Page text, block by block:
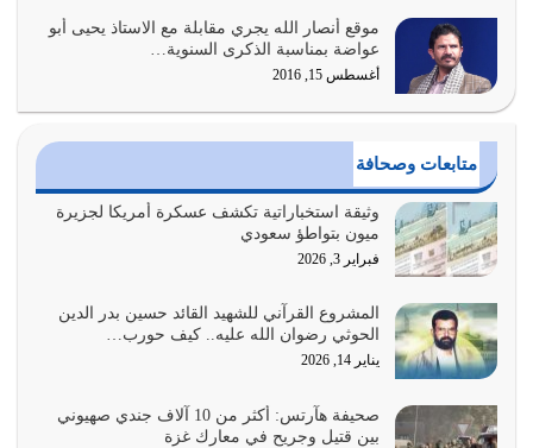
وعد الله تعالى من يُقتل في سبيله بالحياة الأبدية والرزق
والاستبشار والنجاة والخلود في…
يوليو 29, 2026
القرآن الكريم هو أهم مصدر لمعرفة رسول الله معرفة سيرته
معرفة شخصيته معرفة عظمته
يوليو 28, 2026
هل نحن من الصالحين؟ قيِّم نفسك هنا اترك القرآن على أصله
وأعرض نفسك، وأعرض ما لديك على…
يوليو 27, 2026
عندما يكون عدوك هو عدو الله معناه أن تكون نقاط الضعف
فيه كثيرة وسينصرك الله عليه إذا…
يوليو 26, 2026
موقع أنصار الله يجري مقابلة مع الاستاذ يحيى أبو
عواضة بمناسبة الذكرى السنوية…
أغسطس 15, 2016
متابعات وصحافة
وثيقة استخباراتية تكشف عسكرة أمريكا لجزيرة
ميون بتواطؤ سعودي
فبراير 3, 2026
المشروع القرآني للشهيد القائد حسين بدر الدين
الحوثي رضوان الله عليه.. كيف حورب…
يناير 14, 2026
صحيفة هآرتس: أكثر من 10 آلاف جندي صهيوني
بين قتيل وجريح في معارك غزة